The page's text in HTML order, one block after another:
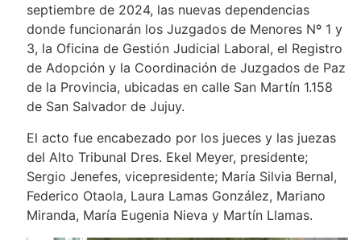
septiembre de 2024, las nuevas dependencias
donde funcionarán los Juzgados de Menores Nº 1 y
3, la Oficina de Gestión Judicial Laboral, el Registro
de Adopción y la Coordinación de Juzgados de Paz
de la Provincia, ubicadas en calle San Martín 1.158
de San Salvador de Jujuy.
El acto fue encabezado por los jueces y las juezas
del Alto Tribunal Dres. Ekel Meyer, presidente;
Sergio Jenefes, vicepresidente; María Silvia Bernal,
Federico Otaola, Laura Lamas González, Mariano
Miranda, María Eugenia Nieva y Martín Llamas.